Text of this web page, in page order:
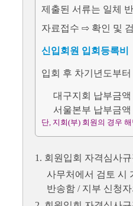
제출된 서류는 일체
자료접수 ⇨ 확인 및
신입회원 입회등록비
입회 후 차기년도부
대구지회 납부금액
서울본부 납부금액
단, 지회(부) 회원의 경우
1. 회원입회 자격심사
사무처에서 검토 시
반송함 / 지부 신청